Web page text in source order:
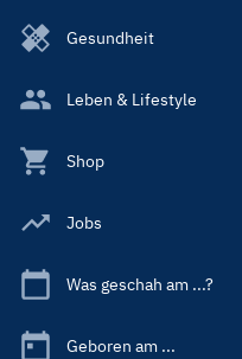
Gesundheit
Leben & Lifestyle
Shop
Jobs
Was geschah am ...?
Geboren am ...